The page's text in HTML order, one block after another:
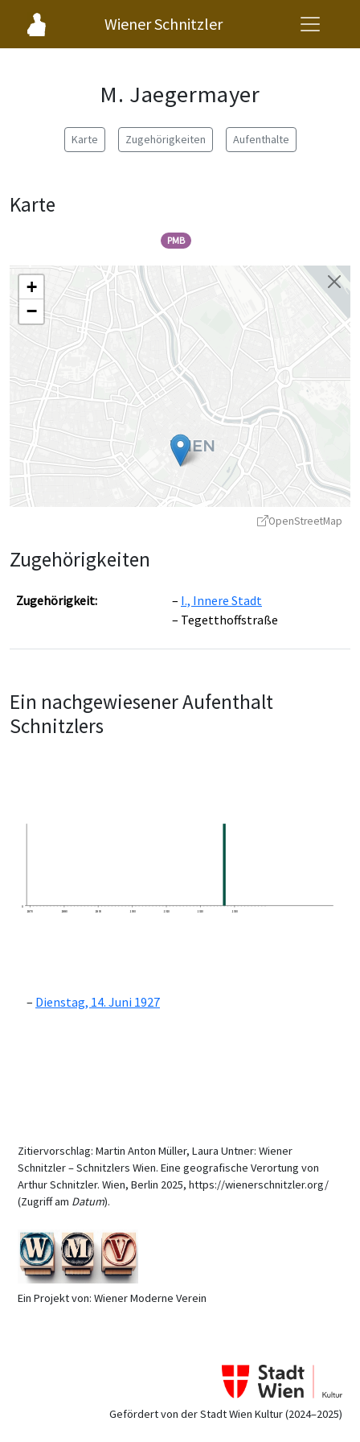
Wiener Schnitzler
M. Jaegermayer
Karte Zugehörigkeiten Aufenthalte
Karte
PMB
+
−
OpenStreetMap
Zugehörigkeiten
Zugehörigkeit:
I., Innere Stadt
Tegetthoffstraße
Ein nachgewiesener Aufenthalt
Schnitzlers
0
1870
1880 1890 1900 1910 1920 1930
Dienstag, 14. Juni 1927
Zitiervorschlag: Martin Anton Müller, Laura Untner: Wiener
Schnitzler – Schnitzlers Wien. Eine geografische Verortung von
Arthur Schnitzler. Wien, Berlin 2025, https://wienerschnitzler.org/
(Zugriff am Datum).
Ein Projekt von: Wiener Moderne Verein
Gefördert von der Stadt Wien Kultur (2024–2025)